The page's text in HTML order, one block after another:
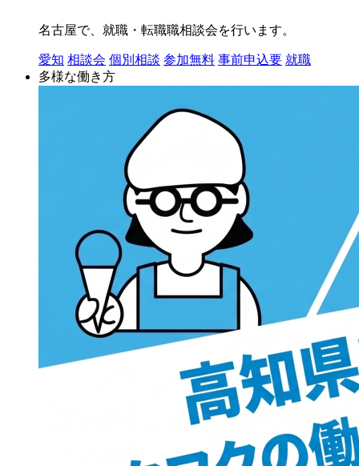
名古屋で、就職・転職職相談会を行います。
愛知 相談会 個別相談 参加無料 事前申込要 就職
多様な働き方